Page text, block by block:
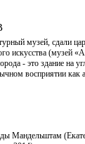
музей, сдали
искусства (музей
- это здание на
восприятии как
Мандельштам